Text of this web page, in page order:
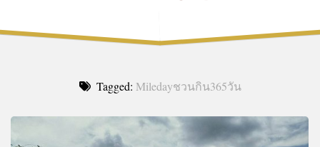
Tagged: Miledayชวนกิน365วัน